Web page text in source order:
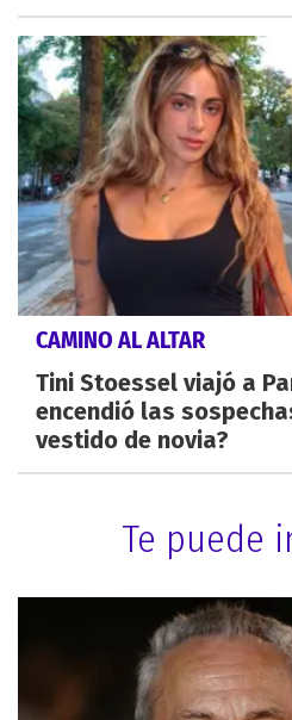
CAMINO AL ALTAR
Tini Stoessel viajó a
encendió las
vestido de novia?
Te puede